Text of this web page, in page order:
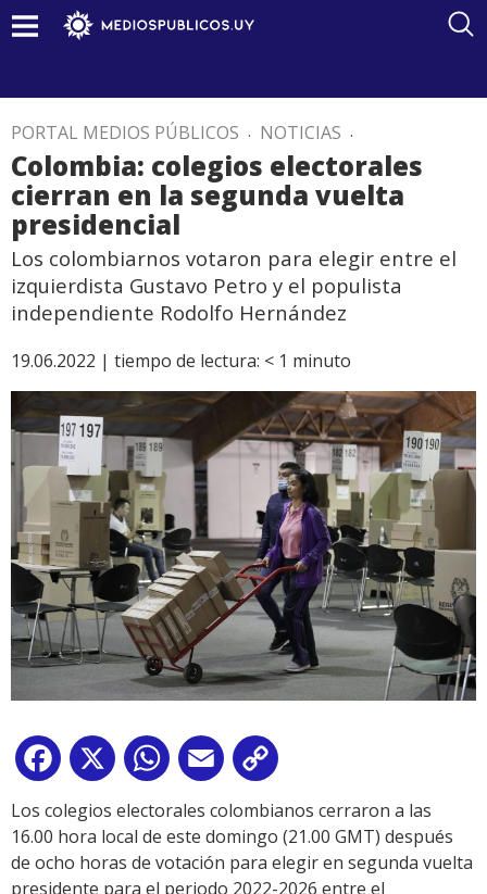
PORTAL MEDIOS PÚBLICOS . NOTICIAS .
Colombia: colegios electorales
cierran en la segunda vuelta
presidencial
Los colombiarnos votaron para elegir entre el
izquierdista Gustavo Petro y el populista
independiente Rodolfo Hernández
19.06.2022 | tiempo de lectura: < 1 minuto
Facebook
X WhatsApp
Email
Link
Los colegios electorales colombianos cerraron a las
16.00 hora local de este domingo (21.00 GMT) después
de ocho horas de votación para elegir en segunda vuelta
presidente para el periodo 2022-2026 entre el